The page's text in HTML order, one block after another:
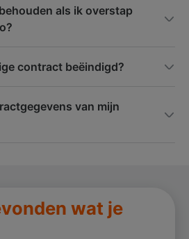
als ik overstap
contract beëindigd?
van mijn
wat je